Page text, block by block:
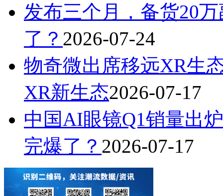
发布三个月，备货20
了？ 2026-07-24
物奇微出席移远XR生
XR新生态2026-07-17
中国AI眼镜Q1销量出
完爆了？ 2026-07-17